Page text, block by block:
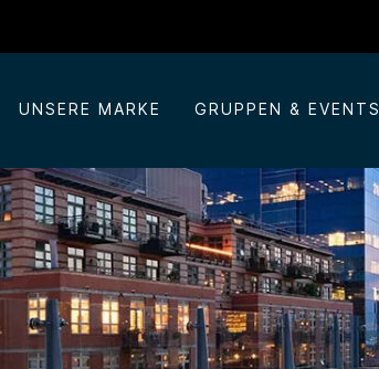
UNSERE MARKE GRUPPEN & EVENTS